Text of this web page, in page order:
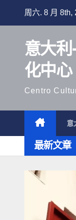
周六. 8 月 8th,
意大
化中心
Centro
意
最新文章